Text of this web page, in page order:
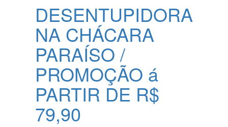
DESENTUPIDORA
NA CHÁCARA
PARAÍSO /
PROMOÇÃO á
PARTIR DE R$
79,90